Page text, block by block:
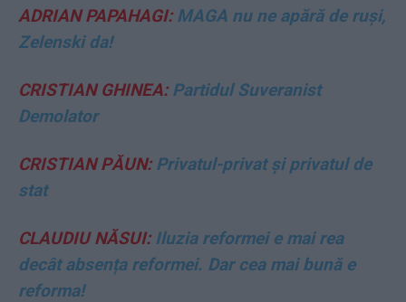
ADRIAN PAPAHAGI:MAGA nu ne apără de ruși,
Zelenski da!
CRISTIAN GHINEA:Partidul Suveranist
Demolator
CRISTIAN PĂUN:Privatul-privat și privatul de
stat
CLAUDIU NĂSUI:Iluzia reformei e mai rea
decât absența reformei. Dar cea mai bună e
reforma!